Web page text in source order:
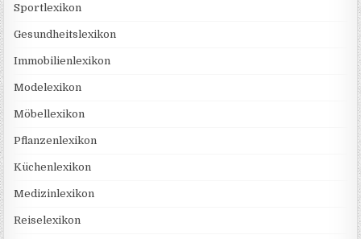
Sportlexikon
Gesundheitslexikon
Immobilienlexikon
Modelexikon
Möbellexikon
Pflanzenlexikon
Küchenlexikon
Medizinlexikon
Reiselexikon